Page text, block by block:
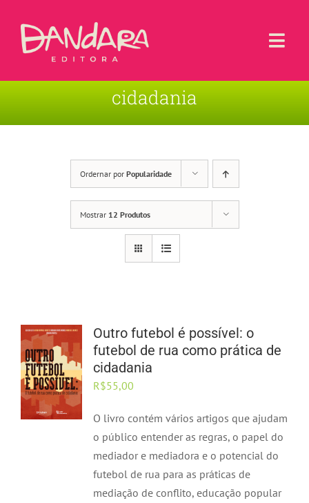
Sobre a Editora
cidadania
Ordernar por Popularidade
Mostrar 12 Produtos
Outro futebol é possível: o
futebol de rua como prática de
cidadania
R$55,00
O livro contém vários artigos que ajudam
o público entender as regras, o papel do
mediador e mediadora e o potencial do
futebol de rua para as práticas de
mediação de conflito, educação popular